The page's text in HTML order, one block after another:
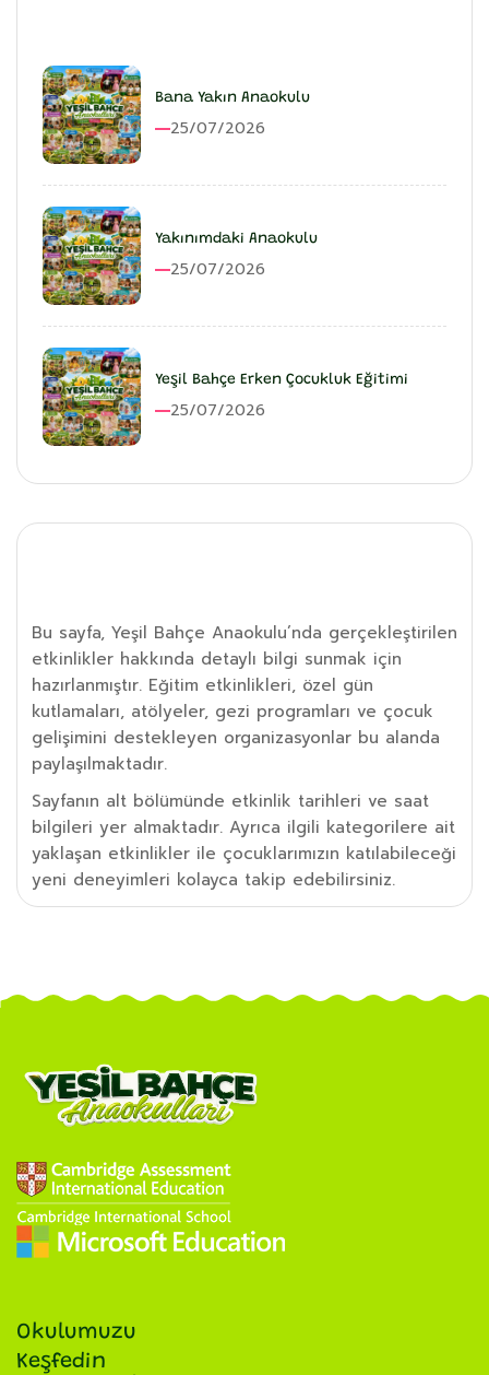
Bana Yakın Anaokulu
25/07/2026
Yakınımdaki Anaokulu
25/07/2026
Yeşil Bahçe Erken Çocukluk Eğitimi
25/07/2026
Bu sayfa, Yeşil Bahçe Anaokulu’nda gerçekleştirilen
etkinlikler hakkında detaylı bilgi sunmak için
hazırlanmıştır. Eğitim etkinlikleri, özel gün
kutlamaları, atölyeler, gezi programları ve çocuk
gelişimini destekleyen organizasyonlar bu alanda
paylaşılmaktadır.
Sayfanın alt bölümünde etkinlik tarihleri ve saat
bilgileri yer almaktadır. Ayrıca ilgili kategorilere ait
yaklaşan etkinlikler ile çocuklarımızın katılabileceği
yeni deneyimleri kolayca takip edebilirsiniz.
Okulumuzu
Keşfedin